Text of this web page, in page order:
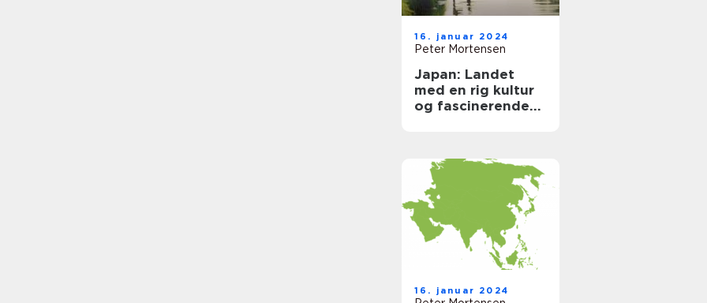
16. januar 2024
Peter Mortensen
Japan: Landet
med en rig kultur
og fascinerende
16. januar 2024